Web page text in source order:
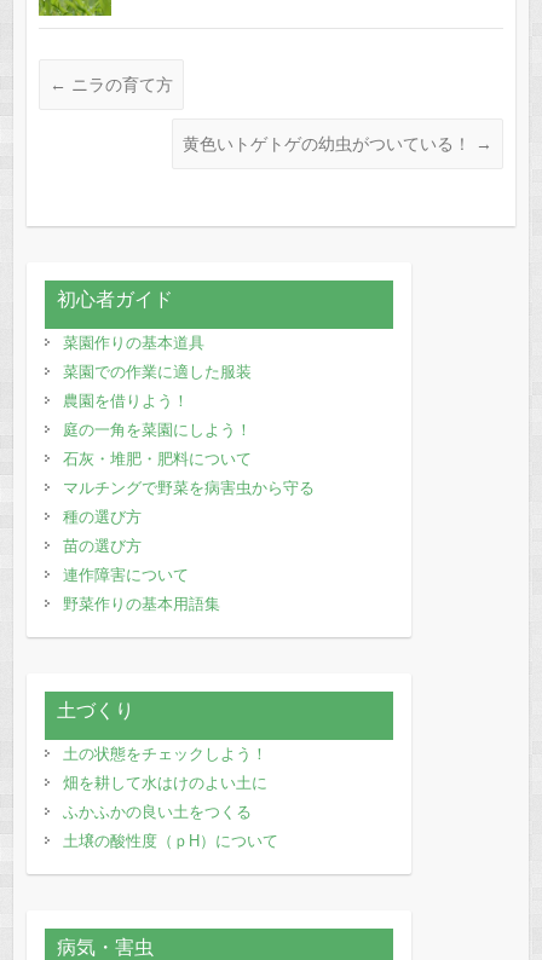
← ニラの育て方
黄色いトゲトゲの幼虫がついている！ →
初心者ガイド
菜園作りの基本道具
菜園での作業に適した服装
農園を借りよう！
庭の一角を菜園にしよう！
石灰・堆肥・肥料について
マルチングで野菜を病害虫から守る
種の選び方
苗の選び方
連作障害について
野菜作りの基本用語集
土づくり
土の状態をチェックしよう！
畑を耕して水はけのよい土に
ふかふかの良い土をつくる
土壌の酸性度（ｐH）について
病気・害虫